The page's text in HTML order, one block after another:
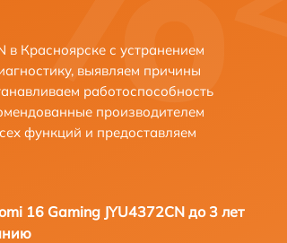
Красноярске с устранением
выявляем причины
работоспособность
производителем
функций и предоставляем
16 Gaming JYU4372CN до 3 лет